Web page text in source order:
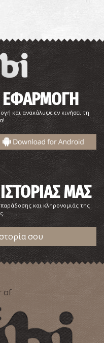
ΕΦΑΡΜΟΓΗ
και ανακάλυψε εν κινήσει τη
ΜΑΣ
και κληρονομιάς της
σου
of